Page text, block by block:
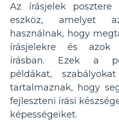
Az írásjelek
eszköz, amelyet
használnak, hogy
írásjelekre és azok
írásban. Ezek a
példákat,
tartalmaznak, hogy
fejleszteni írási
képességeiket.